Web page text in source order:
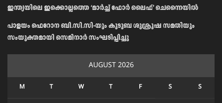
ഇന്ത്യയിലെ ഇക്കൊല്ലത്തെ ‘മാർച്ച് ഫോർ ലൈഫ്’ ചെന്നൈയിൽ
പാളയം ഫെറോന ബി.സി.സി-യും കുടുബ ശുശ്രൂഷ സമതിയും
സംയുക്തമായി സെമിനാർ സംഘടിപ്പിച്ചു
AUGUST 2026
M T W T F S S